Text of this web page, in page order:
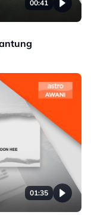
00:41
01:35